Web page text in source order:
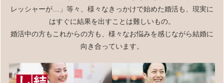
レッシャーが…」等々、様々なきっかけで始めた婚活も、現実に
はすぐに結果を出すことは難しいもの。
婚活中の方もこれからの方も、様々なお悩みを感じながら結婚に
向き合っています。